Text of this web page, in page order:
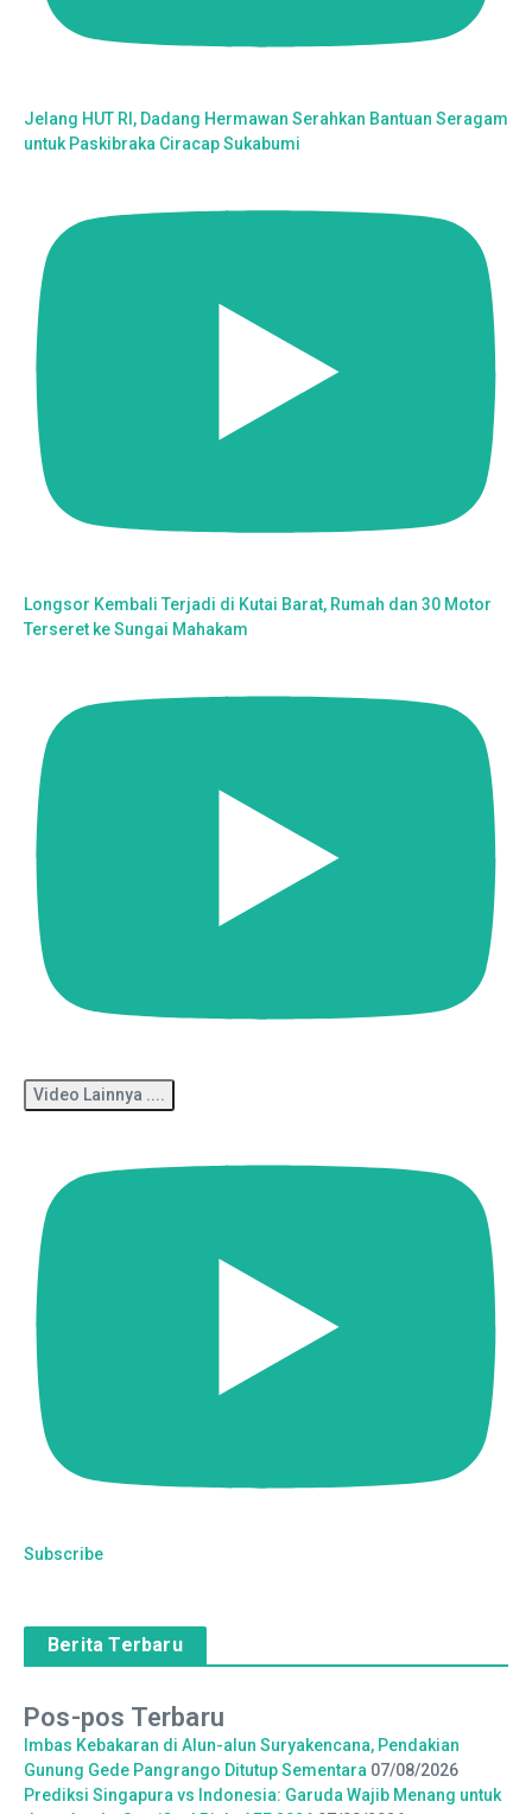
Jelang HUT RI, Dadang Hermawan Serahkan Bantuan Seragam
untuk Paskibraka Ciracap Sukabumi
Longsor Kembali Terjadi di Kutai Barat, Rumah dan 30 Motor
Terseret ke Sungai Mahakam
Video Lainnya ....
Subscribe
Berita Terbaru
Pos-pos Terbaru
Imbas Kebakaran di Alun-alun Suryakencana, Pendakian
Gunung Gede Pangrango Ditutup Sementara 07/08/2026
Prediksi Singapura vs Indonesia: Garuda Wajib Menang untuk